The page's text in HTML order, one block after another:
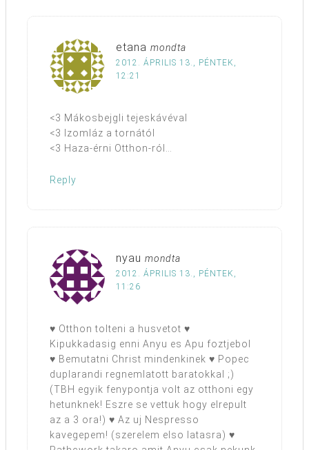
etana mondta
2012. ÁPRILIS 13., PÉNTEK,
12:21
<3 Mákosbejgli tejeskávéval
<3 Izomláz a tornától
<3 Haza-érni Otthon-ról…
Reply
nyau mondta
2012. ÁPRILIS 13., PÉNTEK,
11:26
♥ Otthon tolteni a husvetot ♥
Kipukkadasig enni Anyu es Apu foztjebol
♥ Bemutatni Christ mindenkinek ♥ Popec
duplarandi regnemlatott baratokkal ;)
(TBH egyik fenypontja volt az otthoni egy
hetunknek! Eszre se vettuk hogy elrepult
az a 3 ora!) ♥ Az uj Nespresso
kavegepem! (szerelem elso latasra) ♥